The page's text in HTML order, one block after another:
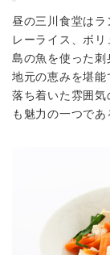
昼の三川食堂は
レーライス、ボリ
島の魚を使った刺
地元の恵みを堪
落ち着いた雰囲
も魅力の一つであ